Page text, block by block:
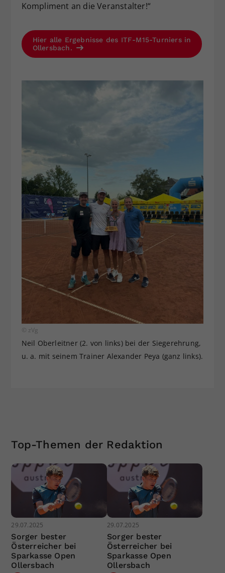
Kompliment an die Veranstalter!“
Hier alle Ergebnisse des ITF-M15-Turniers in
Ollersbach.
© zVg
Neil Oberleitner (2. von links) bei der Siegerehrung,
u. a. mit seinem Trainer Alexander Peya (ganz links).
Top-Themen der Redaktion
29.07.2025
Sorger bester
Österreicher bei
Sparkasse Open
Ollersbach
29.07.2025
Sorger bester
Österreicher bei
Sparkasse Open
Ollersbach